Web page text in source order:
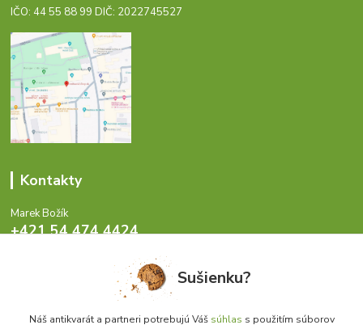
IČO: 44 55 88 99 DIČ: 2022745527
Kontakty
Marek Božík
+421 54 474 4424
info@antikvariat.sk Sušienku?
Náš antikvarát a partneri potrebujú Váš súhlas s použitím súborov